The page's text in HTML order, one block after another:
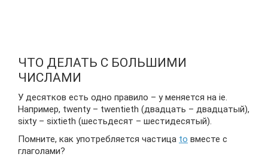
ЧТО ДЕЛАТЬ С БОЛЬШИМИ
ЧИСЛАМИ
У десятков есть одно правило – y меняется на ie.
Например, twenty – twentieth (двадцать – двадцатый),
sixty – sixtieth (шестьдесят – шестидесятый).
Помните, как употребляется частица to вместе с
глаголами?